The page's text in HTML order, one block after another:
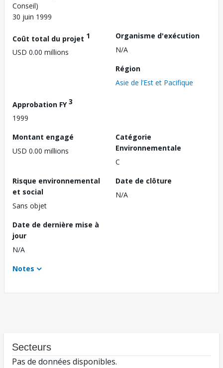
Conseil)
30 juin 1999
Coût total du projet 1
USD 0.00 millions
Organisme d'exécution
N/A
Région
Asie de l’Est et Pacifique
Approbation FY3
1999
Montant engagé
USD 0.00 millions
Catégorie
Environnementale
C
Risque environnemental
et social
Sans objet
Date de clôture
N/A
Date de dernière mise à
jour
N/A
Notes
Secteurs
Pas de données disponibles.